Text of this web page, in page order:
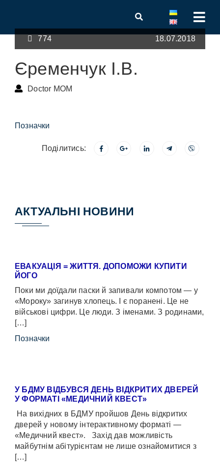
774 18.07.2018
Єременчук І.В.
Doctor MOM
Позначки
Поділитись:
АКТУАЛЬНІ НОВИНИ
ЕВАКУАЦІЯ = ЖИТТЯ. ДОПОМОЖИ КУПИТИ
ЙОГО
Поки ми доїдали паски й запивали компотом — у
«Мороку» загинув хлопець. І є поранені. Це не
військові цифри. Це люди. З іменами. З родинами,
[…]
Позначки
У БДМУ ВІДБУВСЯ ДЕНЬ ВІДКРИТИХ ДВЕРЕЙ
У ФОРМАТІ «МЕДИЧНИЙ КВЕСТ»
На вихідних в БДМУ пройшов День відкритих
дверей у новому інтерактивному форматі —
«Медичний квест». Захід дав можливість
майбутнім абітурієнтам не лише ознайомитися з
[…]